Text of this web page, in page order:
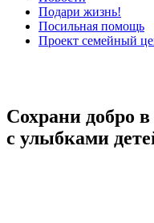
Подари жизнь!
Посильная помощь
Проект семейный
Сохрани добро
с улыбками